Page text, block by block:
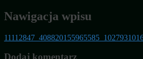
Nawigacja wpisu